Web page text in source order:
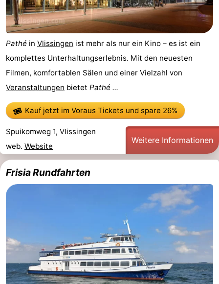
Pathé in Vlissingen ist mehr als nur ein Kino – es ist ein
komplettes Unterhaltungserlebnis. Mit den neuesten
Filmen, komfortablen Sälen und einer Vielzahl von
Veranstaltungen bietet Pathé ...
Kauf jetzt im Voraus Tickets und spare 26%
Spuikomweg 1, Vlissingen
web. Website
Weitere Informationen
Frisia Rundfahrten